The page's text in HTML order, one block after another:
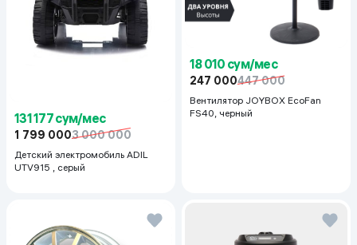
131 177 сум/мес
1 799 0003 000 000
Детский электромобиль ADIL
UTV915 , серый
18 010 сум/мес
247 000447 000
Вентилятор JOYBOX EcoFan
FS40, черный